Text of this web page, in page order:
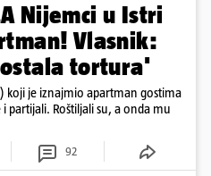
Nijemci u Istri
Vlasnik:
tortura'
koji je iznajmio apartman gostima
partijali. Roštiljali su, a onda mu
92